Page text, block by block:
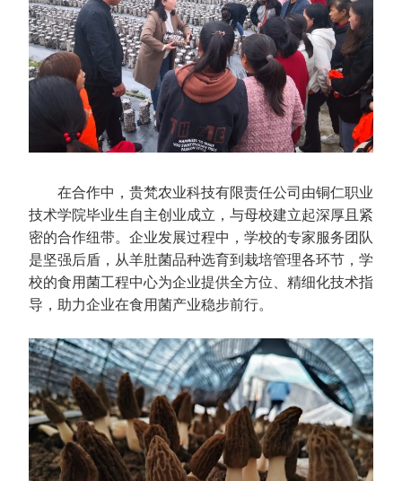
在合作中，贵梵农业科技有限责任公司由铜仁职业
技术学院毕业生自主创业成立，与母校建立起深厚且紧
密的合作纽带。企业发展过程中，学校的专家服务团队
是坚强后盾，从羊肚菌品种选育到栽培管理各环节，学
校的食用菌工程中心为企业提供全方位、精细化技术指
导，助力企业在食用菌产业稳步前行。